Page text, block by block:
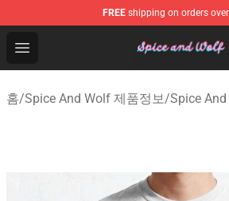
FREE shipping on orders
Open menu
Spice And Wolf Store - Official
홈/Spice And Wolf 제품정보/Spice